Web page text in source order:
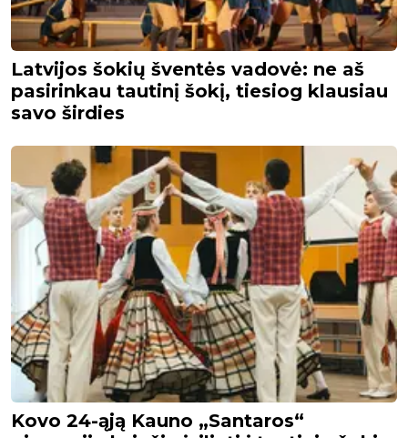
Latvijos šokių šventės vadovė: ne aš
pasirinkau tautinį šokį, tiesiog klausiau
savo širdies
Kovo 24-ąją Kauno „Santaros“